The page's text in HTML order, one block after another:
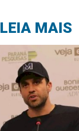
LEIA MAIS